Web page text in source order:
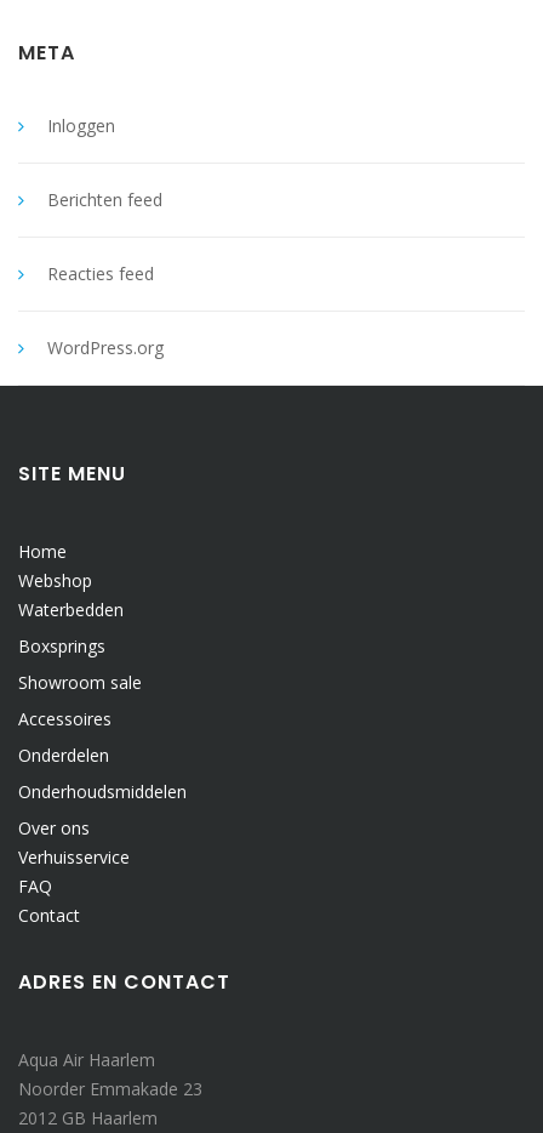
META
Inloggen
Berichten feed
Reacties feed
WordPress.org
SITE MENU
Home
Webshop
Waterbedden
Boxsprings
Showroom sale
Accessoires
Onderdelen
Onderhoudsmiddelen
Over ons
Verhuisservice
FAQ
Contact
ADRES EN CONTACT
Aqua Air Haarlem
Noorder Emmakade 23
2012 GB Haarlem